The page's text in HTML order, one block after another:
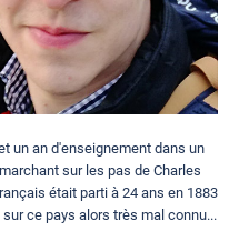
un an d'enseignement dans un
sur les pas de Charles
était parti à 24 ans en 1883
ce pays alors très mal connu...